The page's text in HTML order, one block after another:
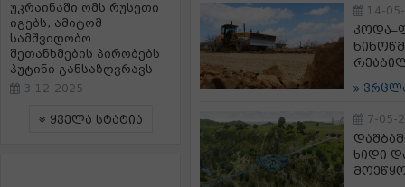
უკრაინაში ომს რუსეთი
იგებს, ამიტომ
სამშვიდობო
შეთანხმების პირობებს
პუტინი განსაზღვრავს
3-12-2025
ყველა სტატია
14-
7-05-
ხიდი